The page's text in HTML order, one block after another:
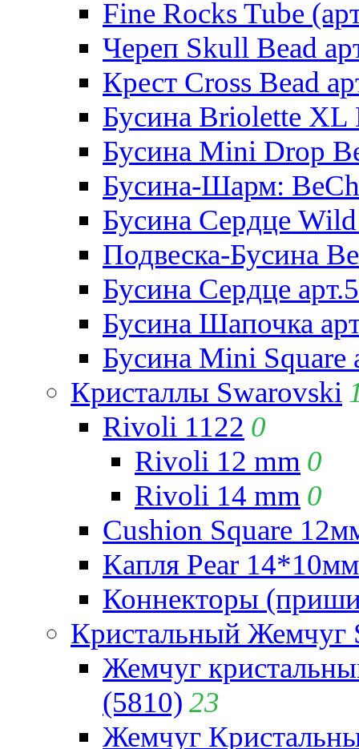
Fine Rocks Tube
Череп Skull Bead
Крест Cross Bead
Бусина Briolette XL
Бусина Mini Drop
Бусина-Шарм:
Бусина Сердце
Подвеска-Бусина
Бусина Сердце
Бусина Шапочка
Бусина Mini Square
Кристаллы Swarovski
Rivoli 1122 0
Rivoli 12 mm 0
Rivoli 14 mm 0
Cushion Square
Капля Pear
Коннекторы
Кристальный Жемчуг
Жемчуг
(5810) 23
Жемчуг